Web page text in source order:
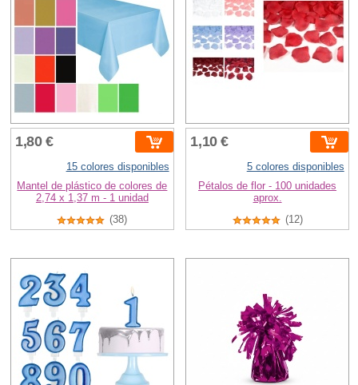
1,80 €
15 colores disponibles
Mantel de plástico de colores de
2,74 x 1,37 m - 1 unidad
(38)
1,10 €
5 colores disponibles
Pétalos de flor - 100 unidades
aprox.
(12)